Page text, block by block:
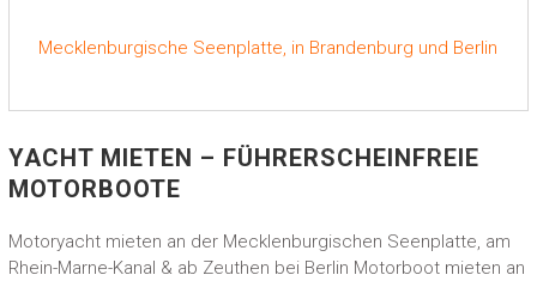
YACHT MIETEN – FÜHRERSCHEINFREIE
MOTORBOOTE
Motoryacht mieten an der Mecklenburgischen Seenplatte, am
Rhein-Marne-Kanal & ab Zeuthen bei Berlin Motorboot mieten an